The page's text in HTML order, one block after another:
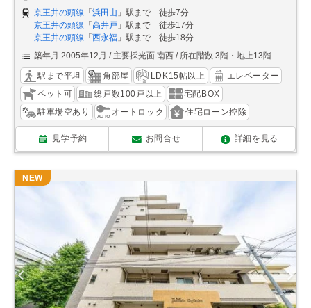
京王井の頭線 「浜田山 」駅まで 徒歩7分
京王井の頭線 「高井戸 」駅まで 徒歩17分
京王井の頭線 「西永福 」駅まで 徒歩18分
築年月:2005年12月
主要採光面:南西 所在階数:3階・地上13階
駅まで平坦 角部屋 LDK15帖以上
エレベーター
ペット可
総戸数100戸以上
宅配BOX
駐車場空あり
オートロック 住宅ローン控除
見学予約 お問合せ 詳細を見る
NEW